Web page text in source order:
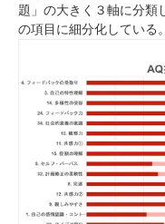
題」の大きく３軸に分類
の項目に細分化している。